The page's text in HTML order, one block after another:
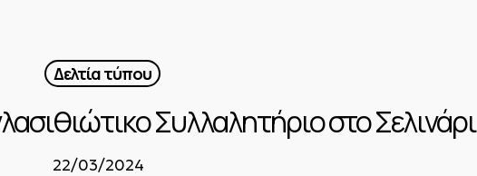
Δελτία τύπου
Συλλαλητήριο στο Σελινάρι
22/03/2024